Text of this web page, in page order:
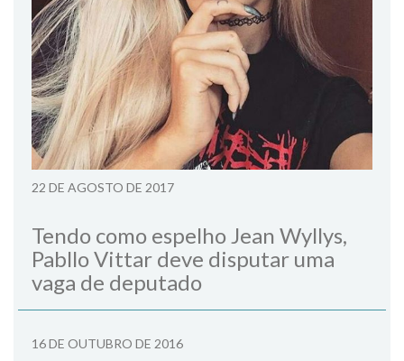
22 DE AGOSTO DE 2017
Tendo como espelho Jean Wyllys,
Pabllo Vittar deve disputar uma
vaga de deputado
16 DE OUTUBRO DE 2016